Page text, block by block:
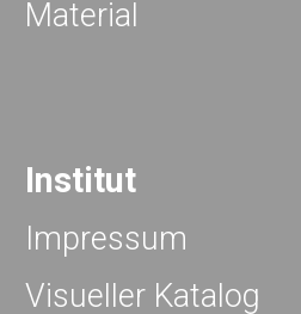
Material
Institut
Impressum
Visueller Katalog